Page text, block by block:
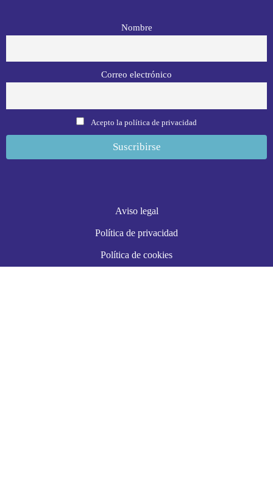
Nombre
Correo electrónico
Acepto la política de privacidad
Aviso legal
Política de privacidad
Política de cookies